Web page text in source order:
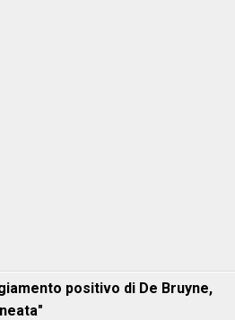
positivo di De Bruyne,